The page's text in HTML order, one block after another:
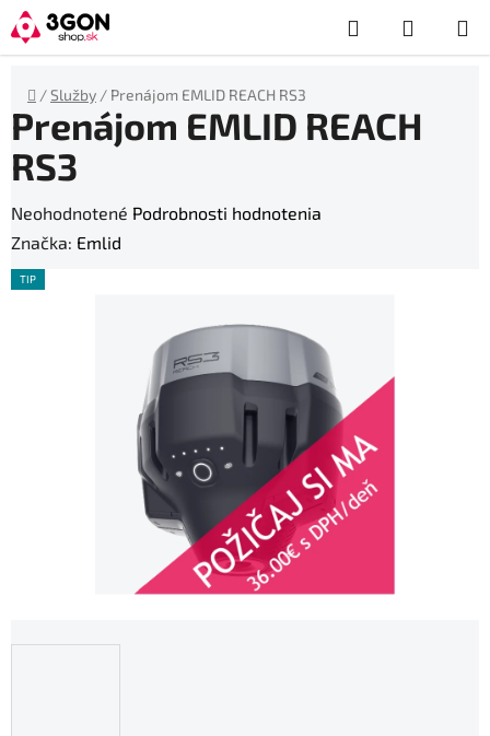
Prejsť
na
obsah
Hľadať
KOŠÍK
Domov
/Služby / Prenájom EMLID REACH RS3
Prenájom EMLID REACH
RS3
Priemerné
hodnotenie
produktu
Neohodnotené Podrobnosti hodnotenia
Značka: Emlid
TIP